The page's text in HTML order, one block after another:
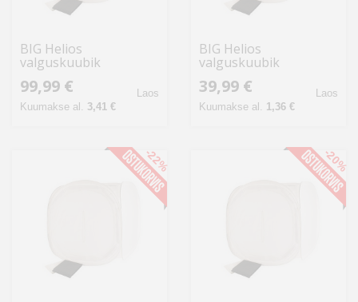
BIG Helios
valguskuubik
Quadrolight
120x120cm (428504)
99,99 €
Kuumakse al. 3,41 €
Laos
BIG Helios
valguskuubik
Quadrolight 40x40cm
(428501)
39,99 €
Kuumakse al. 1,36 €
Laos
-22% -20%